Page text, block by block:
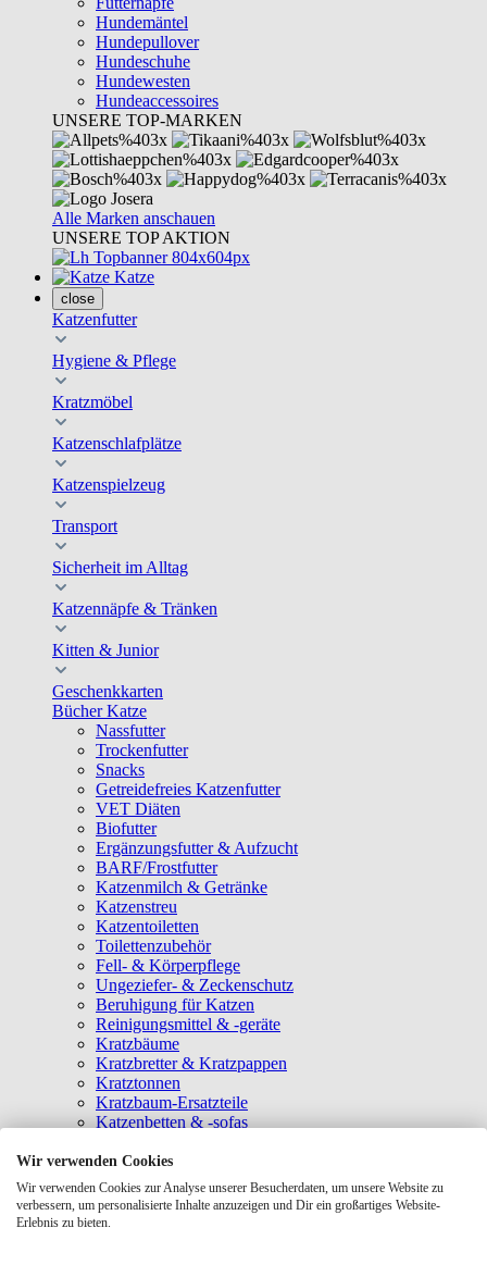
Hundemäntel
Hundepullover
Hundeschuhe
Hundewesten
Hundeaccessoires
UNSERE TOP-MARKEN
Alle Marken anschauen
UNSERE TOP AKTION
Katze
close
Katzenfutter
Hygiene & Pflege
Kratzmöbel
Katzenschlafplätze
Katzenspielzeug
Transport
Sicherheit im Alltag
Katzennäpfe & Tränken
Kitten & Junior
Geschenkkarten
Bücher Katze
Nassfutter
Trockenfutter
Snacks
Getreidefreies Katzenfutter
VET Diäten
Biofutter
Ergänzungsfutter & Aufzucht
BARF/Frostfutter
Katzenmilch & Getränke
Katzenstreu
Katzentoiletten
Toilettenzubehör
Fell- & Körperpflege
Ungeziefer- & Zeckenschutz
Beruhigung für Katzen
Reinigungsmittel & -geräte
Kratzbäume
Kratzbretter & Kratzpappen
Kratztonnen
Kratzbaum-Ersatzteile
Katzenbetten & -sofas
Katzenhäuser
Hängematten & Fensterliegeplätze
Katzendecken & -matten
Baldrian- & Catnipspielzeug
Wir verwenden Cookies
Wir verwenden Cookies zur Analyse unserer Besucherdaten, um unsere Website zu
verbessern, um personalisierte Inhalte anzuzeigen und Dir ein großartiges Website-
Erlebnis zu bieten.